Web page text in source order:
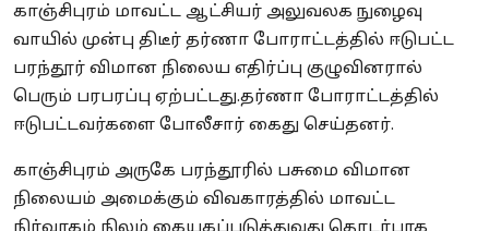
காஞ்சிபுரம் மாவட்ட ஆட்சியர் அலுவலக நுழைவு
வாயில் முன்பு திடீர் தர்ணா போராட்டத்தில் ஈடுபட்ட
பரந்தூர் விமான நிலைய எதிர்ப்பு குழுவினரால்
பெரும் பரபரப்பு ஏற்பட்டது.தர்ணா போராட்டத்தில்
ஈடுபட்டவர்களை போலீசார் கைது செய்தனர்.
காஞ்சிபுரம் அருகே பரந்தூரில் பசுமை விமான
நிலையம் அமைக்கும் விவகாரத்தில் மாவட்ட